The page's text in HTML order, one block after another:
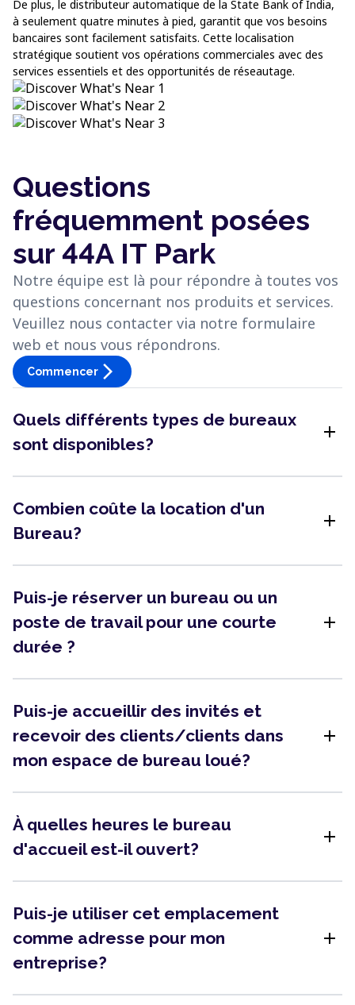
De plus, le distributeur automatique de la State Bank of India,
à seulement quatre minutes à pied, garantit que vos besoins
bancaires sont facilement satisfaits. Cette localisation
stratégique soutient vos opérations commerciales avec des
services essentiels et des opportunités de réseautage.
Questions
fréquemment posées
sur 44A IT Park
Notre équipe est là pour répondre à toutes vos
questions concernant nos produits et services.
Veuillez nous contacter via notre formulaire
web et nous vous répondrons.
Commencer arrow_forward_ios
Quels différents types de bureaux
sont disponibles?
add
Combien coûte la location d'un
Bureau?
add
Puis-je réserver un bureau ou un
poste de travail pour une courte
durée ?
add
Puis-je accueillir des invités et
recevoir des clients/clients dans
mon espace de bureau loué?
add
À quelles heures le bureau
d'accueil est-il ouvert?
add
Puis-je utiliser cet emplacement
comme adresse pour mon
entreprise?
add